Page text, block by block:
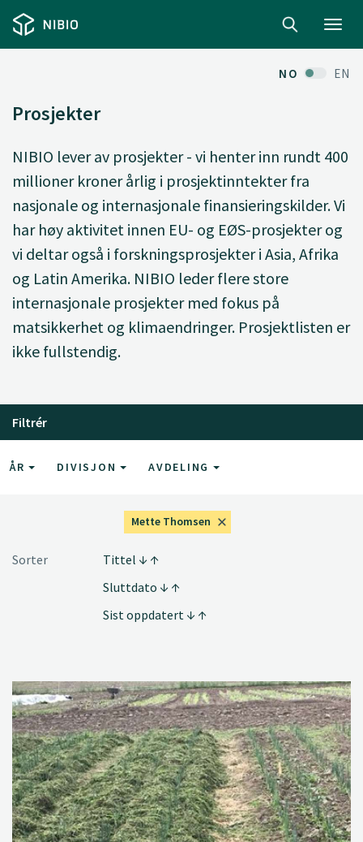
NO EN
Prosjekter
NIBIO lever av prosjekter - vi henter inn rundt 400
millioner kroner årlig i prosjektinntekter fra
nasjonale og internasjonale finansieringskilder. Vi
har høy aktivitet innen EU- og EØS-prosjekter og
vi deltar også i forskningsprosjekter i Asia, Afrika
og Latin Amerika. NIBIO leder flere store
internasjonale prosjekter med fokus på
matsikkerhet og klimaendringer. Prosjektlisten er
ikke fullstendig.
Filtrér
ÅR DIVISJON AVDELING
Mette Thomsen
Sorter
Tittel
Sluttdato
Sist oppdatert